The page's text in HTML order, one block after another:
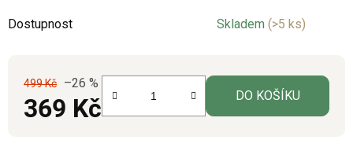
Dostupnost Skladem (>5 ks)
499 Kč –26 %
369 Kč DO KOŠÍKU